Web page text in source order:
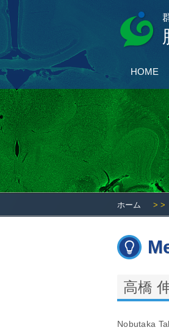
HOME
ホーム > >
高橋
Nobutaka